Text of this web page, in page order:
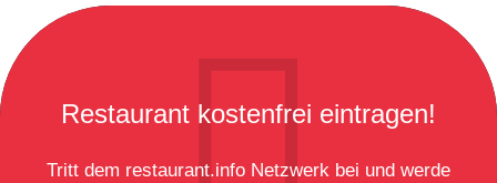
Restaurant kostenfrei eintragen!
Tritt dem restaurant.info Netzwerk bei und werde